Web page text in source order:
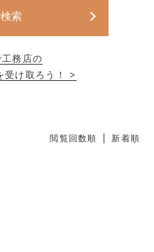
索
務店の
受け取ろう！ >
閲覧回数順 新着順